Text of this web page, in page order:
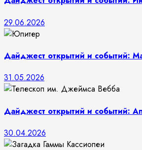
29.06.2026
Дайджест открытий и событий:
31.05.2026
Дайджест открытий и событий:
30.04.2026